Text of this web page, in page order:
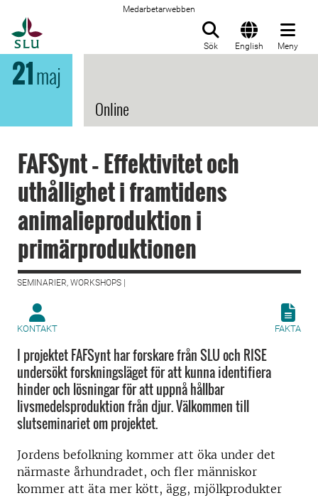
Medarbetarwebben
Sök English Meny
21maj
Online
FAFSynt ‐ Effektivitet och
uthållighet i framtidens
animalieproduktion i
primärproduktionen
SEMINARIER, WORKSHOPS |
KONTAKT FAKTA
I projektet FAFSynt har forskare från SLU och RISE
undersökt forskningsläget för att kunna identifiera
hinder och lösningar för att uppnå hållbar
livsmedelsproduktion från djur. Välkommen till
slutseminariet om projektet.
Jordens befolkning kommer att öka under det
närmaste århundradet, och fler människor
kommer att äta mer kött, ägg, mjölkprodukter